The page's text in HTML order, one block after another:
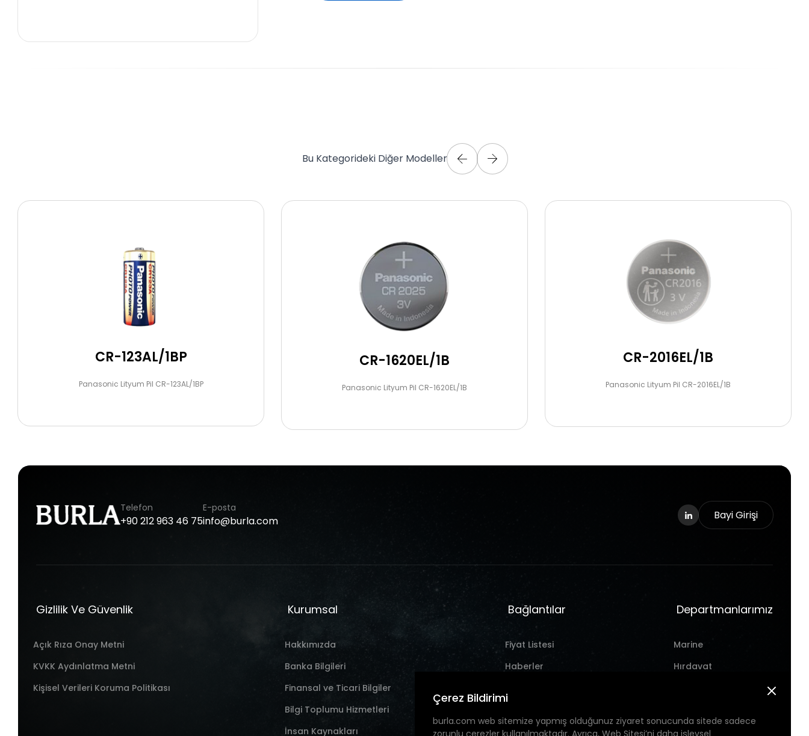
Bu Kategorideki Diğer Modeller
CR-123AL/1BP
Panasonic Lityum Pil CR-123AL/1BP
CR-1620EL/1B
Panasonic Lityum Pil CR-1620EL/1B
CR-2016EL/1B
Panasonic Lityum Pil CR-2016EL/1B
Telefon
+90212963 46 75
E-posta
info@burla.com Bayi Girişi
Gizlilik Ve Güvenlik
Açık Rıza Onay Metni
KVKK Aydınlatma Metni
Kişisel Verileri Koruma Politikası
Kurumsal
Hakkımızda
Banka Bilgileri
Finansal ve Ticari Bilgiler
Bilgi Toplumu Hizmetleri
İnsan Kaynakları
Bağlantılar
Fiyat Listesi
Haberler
Departmanlarımız
Marine
Hırdavat
Çerez Bildirimi
burla.com web sitemize yapmış olduğunuz ziyaret sonucunda sitede sadece
zorunlu çerezler kullanılmaktadır. Ayrıca, Web Sitesi’ni daha işlevsel